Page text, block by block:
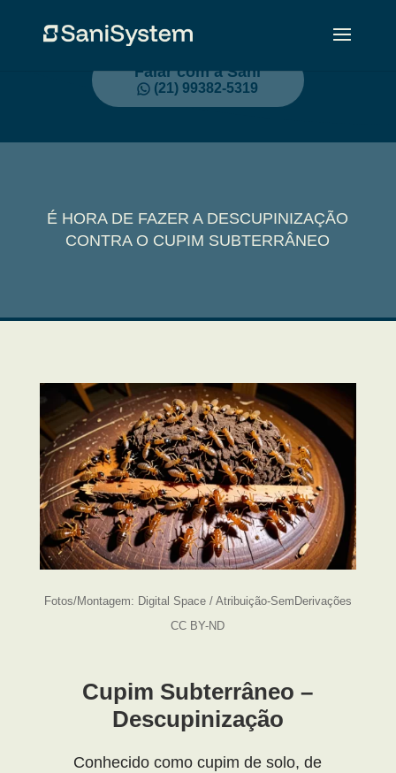
Falar com a Sani
(21) 99382-5319
É HORA DE FAZER A DESCUPINIZAÇÃO
CONTRA O CUPIM SUBTERRÂNEO
Fotos/Montagem: Digital Space / Atribuição-SemDerivações
CC BY-ND
Cupim Subterrâneo –
Descupinização
Conhecido como cupim de solo, de